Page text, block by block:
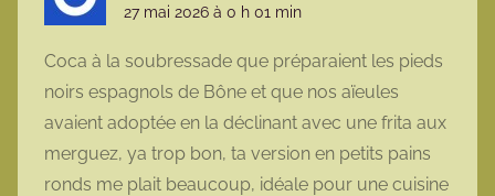
27 mai 2026 à 0 h 01 min
Coca à la soubressade que préparaient les pieds
noirs espagnols de Bône et que nos aïeules
avaient adoptée en la déclinant avec une frita aux
merguez, ya trop bon, ta version en petits pains
ronds me plait beaucoup, idéale pour une cuisine